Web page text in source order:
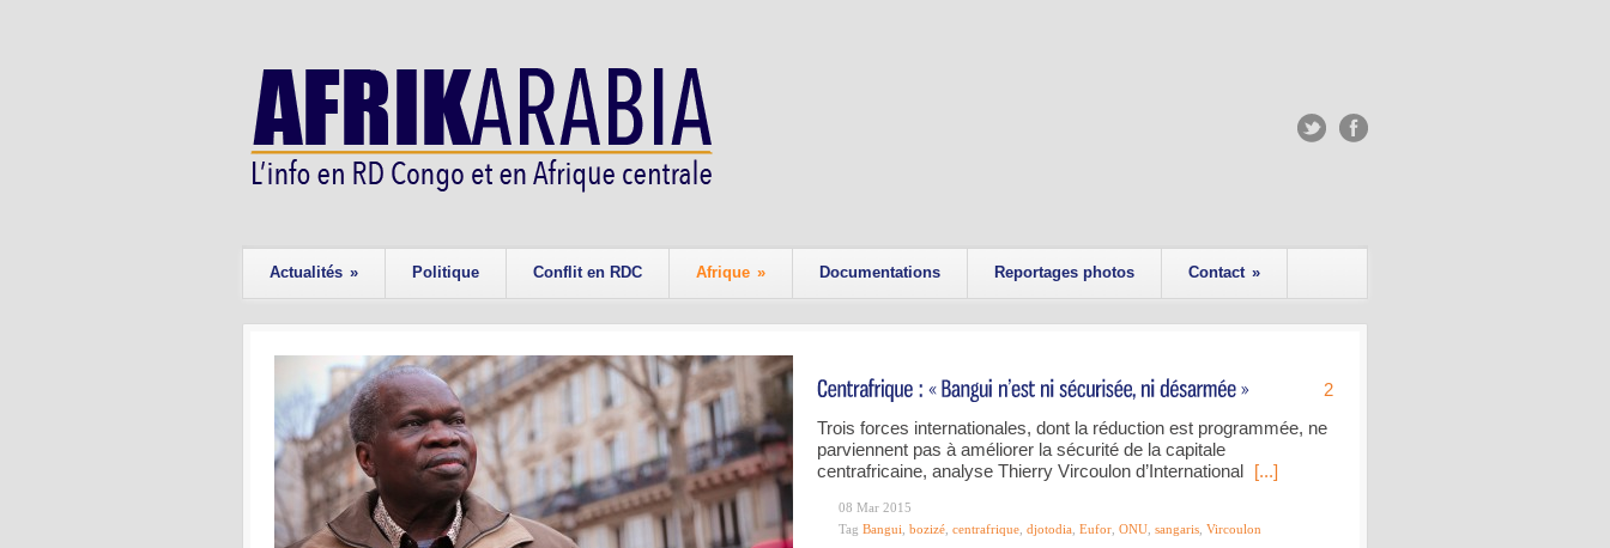
Actualités » Politique Conflit en RDC Afrique » Documentations Reportages photos Contact »
2
Trois forces internationales, dont la réduction est programmée, ne
parviennent pas à améliorer la sécurité de la capitale
centrafricaine, analyse Thierry Vircoulon d’International [...]
08 Mar 2015
Tag Bangui bozizé centrafrique djotodia Eufor ONU sangaris Vircoulon